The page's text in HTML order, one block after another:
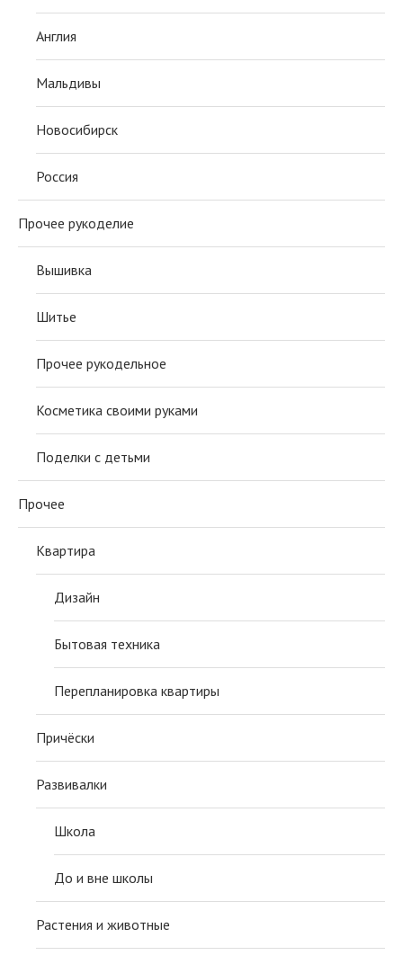
Англия
Мальдивы
Новосибирск
Россия
Прочее рукоделие
Вышивка
Шитье
Прочее рукодельное
Косметика своими руками
Поделки с детьми
Прочее
Квартира
Дизайн
Бытовая техника
Перепланировка квартиры
Причёски
Развивалки
Школа
До и вне школы
Растения и животные